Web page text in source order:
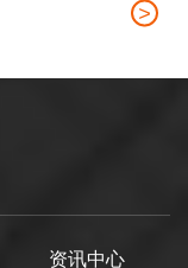
资讯中心